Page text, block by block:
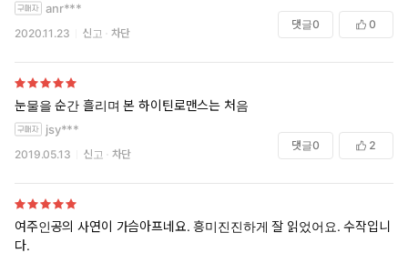
anr***
2020.11.23 신고 차단
댓글0 0
눈물을 순간 흘리며 본 하이틴로맨스는 처음
jsy***
2019.05.13 신고 차단
댓글0 2
여주인공의 사연이 가슴아프네요. 흥미진진하게 잘 읽었어요. 수작입니
다.